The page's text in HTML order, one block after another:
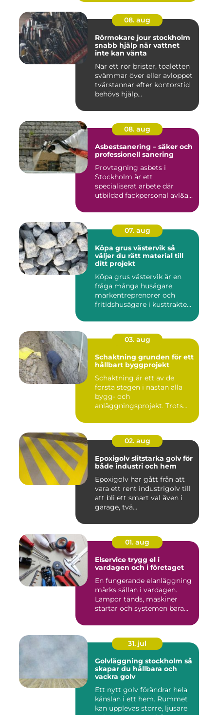
08. aug
Rörmokare jour stockholm
snabb hjälp när vattnet
inte kan vänta
När ett rör brister, toaletten
svämmar över eller avloppet
tvärstannar efter kontorstid
behövs hjälp...
08. aug
Asbestsanering – säker och
professionell sanering
Provtagning asbets i
Stockholm är ett
specialiserat arbete där
utbildad fackpersonal avl&a...
07. aug
Köpa grus västervik så
väljer du rätt material till
ditt projekt
Köpa grus västervik är en
fråga många husägare,
markentreprenörer och
fritidshusägare i kusttrakten
03. aug
Schaktning grunden för ett
hållbart byggprojekt
Schaktning är ett av de
första stegen i nästan alla
bygg- och
anläggningsprojekt. Trots
02. aug
Epoxigolv slitstarka golv för
både industri och hem
Epoxigolv har gått från att
vara ett rent industrigolv till
att bli ett smart val även i
garage, tvä...
01. aug
Elservice trygg el i
vardagen och i företaget
En fungerande elanläggning
märks sällan i vardagen.
Lampor tänds, maskiner
startar och systemen bara...
31. jul
Golvläggning stockholm så
skapar du hållbara och
vackra golv
Ett nytt golv förändrar hela
känslan i ett hem. Rummet
kan upplevas större, ljusare